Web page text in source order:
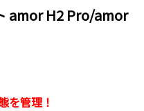
amor H2 Pro/amor
を管理！